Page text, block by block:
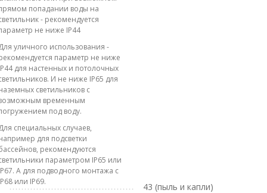
попадании воды на
- рекомендуется
не ниже IP44
уличного использования -
параметр не ниже
для настенных и потолочных
И не ниже IP65 для
светильников с
временным
под воду.
специальных случаев,
для подсветки
рекомендуются
параметром IP65 или
А для подводного монтажа с
или IP69.
43 (пыль и капли)